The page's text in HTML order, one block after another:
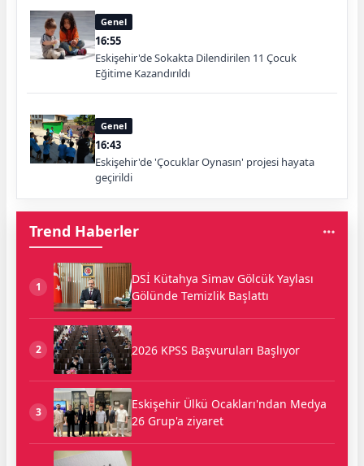
Genel
16:55
Eskişehir'de Sokakta Dilendirilen 11 Çocuk
Eğitime Kazandırıldı
Genel
16:43
Eskişehir'de 'Çocuklar Oynasın' projesi hayata
geçirildi
Trend Haberler
1
DSİ Kütahya Simav Gölcük Yaylası
Gölünde Temizlik Başlattı
2 2026 KPSS Başvuruları Başlıyor
3
Eskişehir Ülkü Ocakları'ndan Medya
26 Grup'a ziyaret